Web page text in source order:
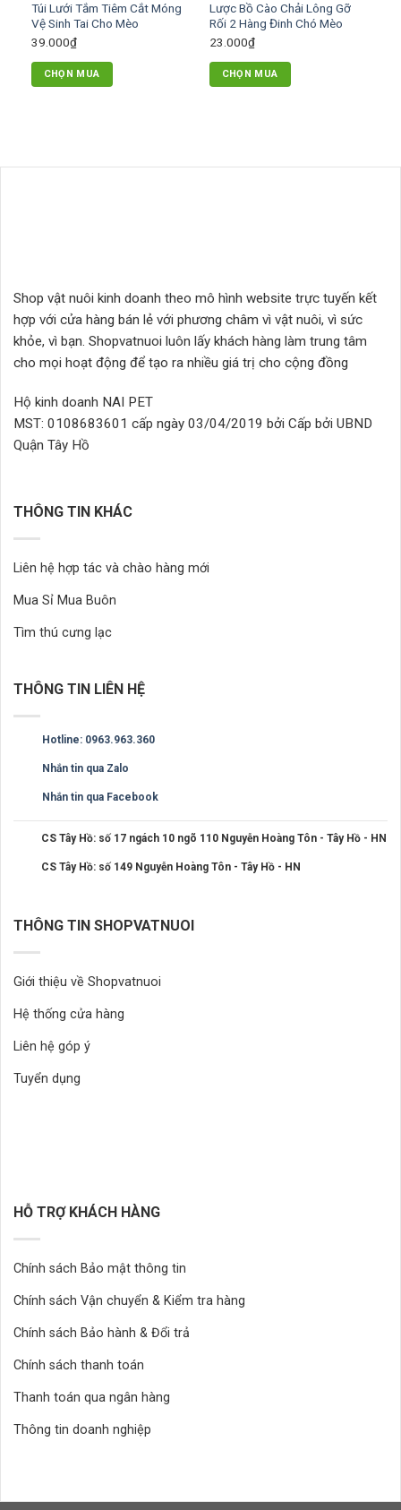
Túi Lưới Tắm Tiêm Cắt Móng
Vệ Sinh Tai Cho Mèo
39.000₫
CHỌN MUA
Lược Bồ Cào Chải Lông Gỡ
Rối 2 Hàng Đinh Chó Mèo
23.000₫
CHỌN MUA
Shop vật nuôi kinh doanh theo mô hình website trực tuyến kết
hợp với cửa hàng bán lẻ với phương châm vì vật nuôi, vì sức
khỏe, vì bạn. Shopvatnuoi luôn lấy khách hàng làm trung tâm
cho mọi hoạt động để tạo ra nhiều giá trị cho cộng đồng
Hộ kinh doanh NAI PET
MST: 0108683601 cấp ngày 03/04/2019 bởi Cấp bởi UBND
Quận Tây Hồ
THÔNG TIN LIÊN HỆ
Hotline: 0963.963.360
Nhắn tin qua Zalo
Nhắn tin qua Facebook
CS Tây Hồ: số 17 ngách 10 ngõ 110 Nguyễn Hoàng Tôn - Tây Hồ - HN
CS Tây Hồ: số 149 Nguyễn Hoàng Tôn - Tây Hồ - HN
THÔNG TIN SHOPVATNUOI
Giới thiệu về Shopvatnuoi
Hệ thống cửa hàng
Liên hệ góp ý
Tuyển dụng
HỖ TRỢ KHÁCH HÀNG
Chính sách Bảo mật thông tin
Chính sách Vận chuyển & Kiểm tra hàng
Chính sách Bảo hành & Đổi trả
Chính sách thanh toán
Thanh toán qua ngân hàng
Thông tin doanh nghiệp
THÔNG TIN KHÁC
Liên hệ hợp tác và chào hàng mới
Mua Sỉ Mua Buôn
Tìm thú cưng lạc